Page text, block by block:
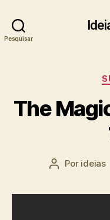
Pesquisar
The
Autor
Por ideias